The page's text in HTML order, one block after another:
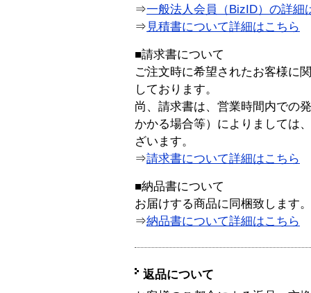
⇒一般法人会員（BizID）の詳細
⇒ 見積書について詳細はこちら
■請求書について
ご注文時に希望されたお客様に
しております。
尚、請求書は、営業時間内での
かかる場合等）によりましては
ざいます。
⇒請求書について詳細はこちら
■納品書について
お届けする商品に同梱致します。
⇒納品書について詳細はこちら
返品について